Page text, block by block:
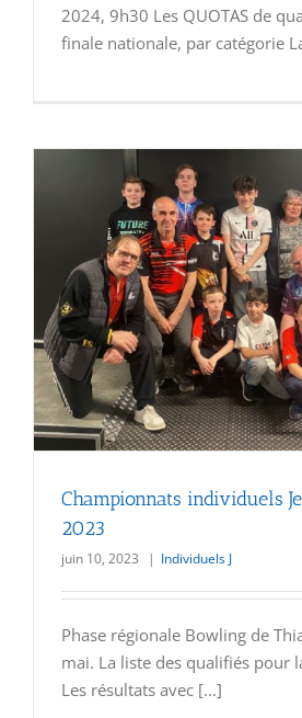
2024, 9h30 Les QUOTAS de
finale nationale, par catégorie
Championnats individuels
2023
juin 10, 2023 | Individuels J
Phase régionale Bowling de
mai. La liste des qualifiés pour
Les résultats avec [...]